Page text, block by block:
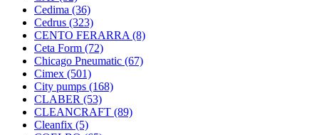
Cedima (36)
Cedrus (323)
CENTO FERARRA (8)
Ceta Form (72)
Chicago Pneumatic (67)
Cimex (501)
City pumps (168)
CLABER (53)
CLEANCRAFT (89)
Cleanfix (5)